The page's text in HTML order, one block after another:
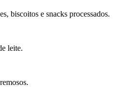
biscoitos e snacks processados.
leite.